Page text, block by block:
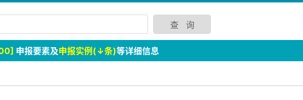
申报要素及申报实例(↓条)等详细信息